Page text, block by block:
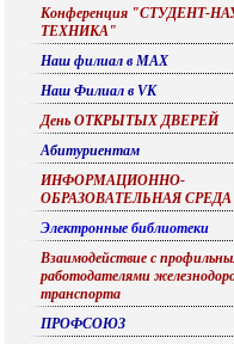
Конференция "СТУДЕНТ-
ТЕХНИКА"
Наш филиал в МАХ
Наш Филиал в VK
День ОТКРЫТЫХ ДВЕРЕЙ
Абитуриентам
ИНФОРМАЦИОННО-
ОБРАЗОВАТЕЛЬНАЯ СРЕДА
Электронные библиотеки
Взаимодействие с
работодателями
транспорта
ПРОФСОЮЗ